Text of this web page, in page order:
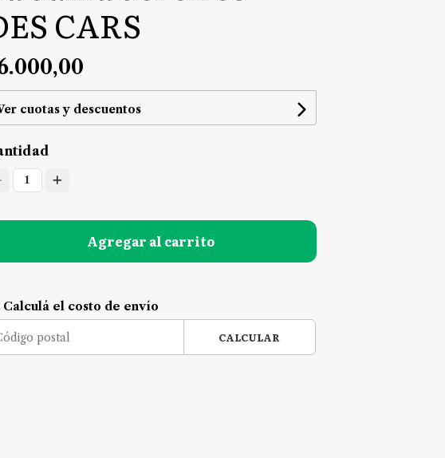
CARS
cuotas y descuentos
1
Agregar al carrito
Calculá el costo de envío
CALCULAR